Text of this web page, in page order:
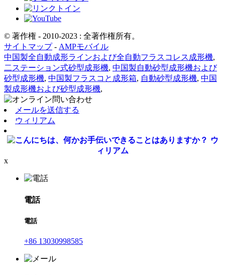
© 著作権 - 2010-2023 : 全著作権所有。
サイトマップ- AMPモバイル
中国製全自動成形ラインおよび全自動フラスコレス成形機,
二ステーション式砂型成形機, 中国製自動砂型成形機および
砂型成形機, 中国製フラスコと成形箱, 自動砂型成形機, 中国
製成形機および砂型成形機,
メールを送信する
ウィリアム
ウ
ィリアム
x
電話
電話
+86 13030998585